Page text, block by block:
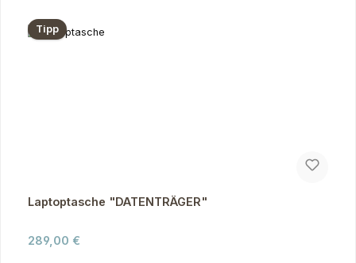
Tipp
Laptoptasche "DATENTRÄGER"
Regulärer Preis:
289,00 €